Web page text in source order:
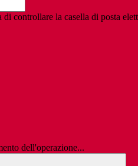
controllare la casella di posta
dell'operazione...